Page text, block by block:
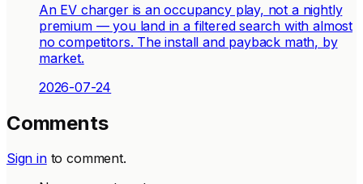
An EV charger is an occupancy play, not a nightly
premium — you land in a filtered search with almost
no competitors. The install and payback math, by
market.
2026-07-24
Comments
Sign in to comment.